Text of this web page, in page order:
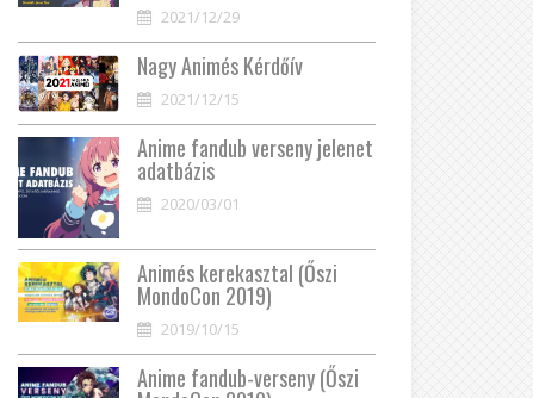
2021/12/29
Nagy Animés Kérdőív
2021/12/15
Anime fandub verseny jelenet
adatbázis
2020/03/01
Animés kerekasztal (Őszi
MondoCon 2019)
2019/10/15
Anime fandub-verseny (Őszi